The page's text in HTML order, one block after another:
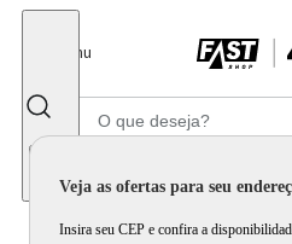
Menu
Veja as ofertas para seu
Insira seu CEP e confira a